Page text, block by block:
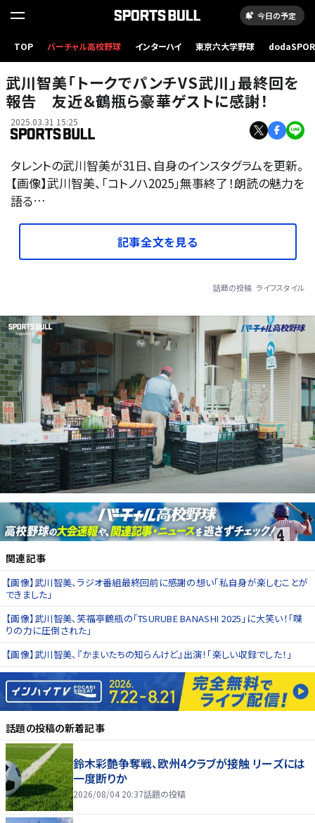
今日の予定
TOP バーチャル高校野球 インターハイ 東京六大学野球
武川智美「トークでパンチVS武川」最終回を
報告 友近＆鶴瓶ら豪華ゲストに感謝！
2025.03.31 15:25
タレントの武川智美が31日、自身のインスタグラムを更新。
【画像】武川智美、「コトノハ2025」無事終了！朗読の魅力を
語る…
記事全文を見る
話題の投稿 ライフスタイル
関連記事
【画像】武川智美、ラジオ番組最終回前に感謝の想い「私自身が楽しむことが
できました」
【画像】武川智美、笑福亭鶴瓶の「TSURUBE BANASHI 2025」に大笑い！「喋
りの力に圧倒された」
【画像】武川智美、『かまいたちの知らんけど』出演！「楽しい収録でした！」
話題の投稿の新着記事
鈴木彩艶争奪戦、欧州4クラブが接触 リーズには
一度断りか
2026/08/04 20:37話題の投稿